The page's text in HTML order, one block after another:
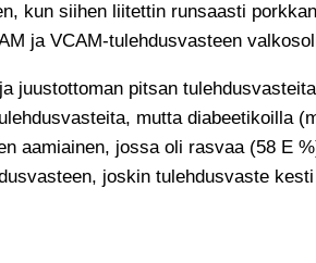
kun siihen liitettin runsaasti
ja VCAM-tulehdusvasteen
juustottoman pitsan
mutta diabeetikoilla
aamiainen, jossa oli rasvaa (58 E
joskin tulehdusvaste